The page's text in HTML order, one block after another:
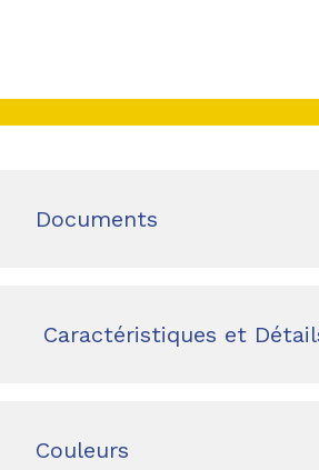
Documents
Caractéristiques et
Couleurs